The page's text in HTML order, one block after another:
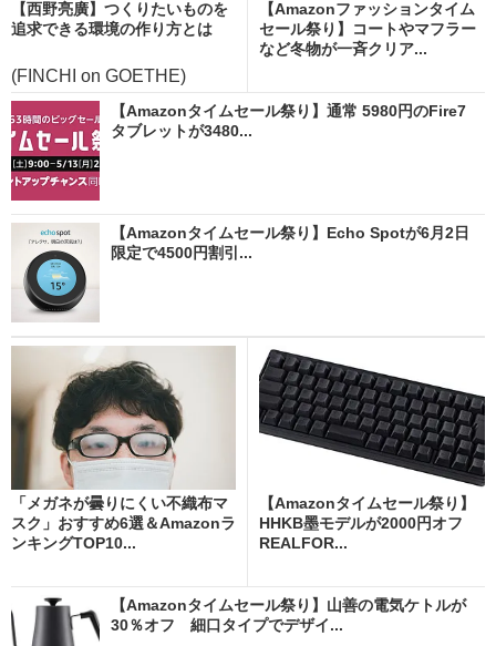
【西野亮廣】つくりたいものを
追求できる環境の作り方とは
(FINCHI on GOETHE)
【Amazonファッションタイム
セール祭り】コートやマフラー
など冬物が一斉クリア...
【Amazonタイムセール祭り】通常 5980円のFire7
タブレットが3480...
【Amazonタイムセール祭り】Echo Spotが6月2日
限定で4500円割引...
「メガネが曇りにくい不織布マ
スク」おすすめ6選＆Amazonラ
ンキングTOP10...
【Amazonタイムセール祭り】
HHKB墨モデルが2000円オフ
REALFOR...
【Amazonタイムセール祭り】山善の電気ケトルが
30％オフ 細口タイプでデザイ...